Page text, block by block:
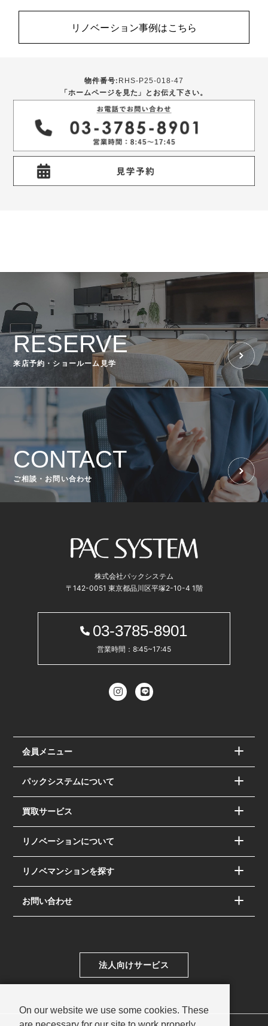
リノベーション事例はこちら
物件番号: RHS-P25-018-47
「ホームページを見た」とお伝え下さい。
RESERVE
来店予約・ショールーム見学
CONTACT
ご相談・お問い合わせ
株式会社パックシステム
〒142-0051 東京都品川区平塚2-10-4 1階
03-3785-8901
営業時間：8:45~17:45
会員メニュー
パックシステムについて
買取サービス
リノベーションについて
リノベマンションを探す
お問い合わせ
法人向けサービス
On our website we use some cookies. These